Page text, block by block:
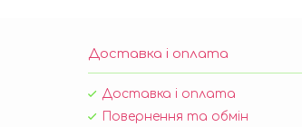
Доставка і оплата
Доставка і оплата
Повернення та обмін